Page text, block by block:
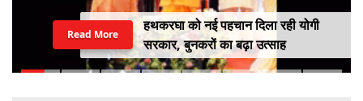
हथकरघा को नई पहचान दिला रही योगी
सरकार, बुनकरों का बढ़ा उत्साह
Read More